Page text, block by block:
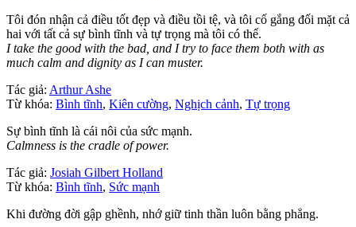
Tôi đón nhận cả điều tốt đẹp và điều tồi tệ, và tôi cố gắng đối mặt cả
hai với tất cả sự bình tĩnh và tự trọng mà tôi có thể.
I take the good with the bad, and I try to face them both with as
much calm and dignity as I can muster.
Tác giả: Arthur Ashe
Từ khóa: Bình tĩnh, Kiên cường, Nghịch cảnh, Tự trọng
Sự bình tĩnh là cái nôi của sức mạnh.
Calmness is the cradle of power.
Tác giả: Josiah Gilbert Holland
Từ khóa: Bình tĩnh, Sức mạnh
Khi đường đời gập ghềnh, nhớ giữ tinh thần luôn bằng phẳng.